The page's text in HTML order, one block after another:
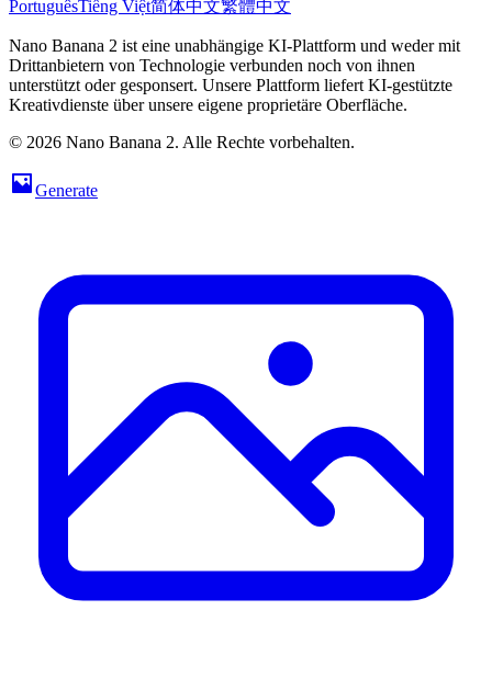
PortuguêsTiếng Việt简体中文繁體中文
Nano Banana 2 ist eine unabhängige KI-Plattform und weder mit
Drittanbietern von Technologie verbunden noch von ihnen
unterstützt oder gesponsert. Unsere Plattform liefert KI-gestützte
Kreativdienste über unsere eigene proprietäre Oberfläche.
© 2026 Nano Banana 2. Alle Rechte vorbehalten.
Generate